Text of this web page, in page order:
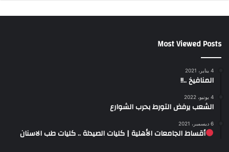
Most Viewed Posts
4 يناير، 2021
المنافيخ ..!!
4 يونيو، 2022
الشعب يرفض التورط بحرب الشوارع
6 ديسمبر، 2021
أقساط الجامعات الأهلية | كليات الصيدلة .. كليات طب الاسنان